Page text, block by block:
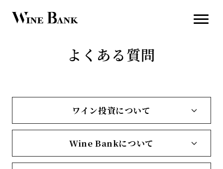
よくある質問
ワイン投資について
Wine Bankについて